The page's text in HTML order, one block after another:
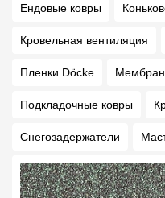
Ендовые ковры
Кровельная вентиляция
Пленки Döcke
Подкладочные ковры
Снегозадержатели